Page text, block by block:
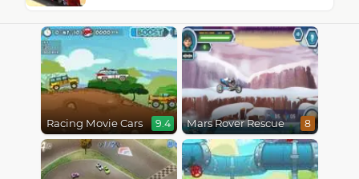
Racing Movie Cars 9.4 Mars Rover Rescue 8